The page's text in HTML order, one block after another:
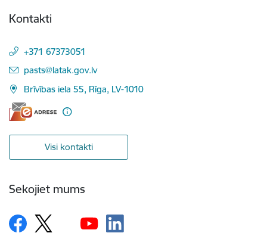
Kontakti
+371 67373051
E-pasts:
pasts@latak.gov.lv
Brīvības iela 55, Rīga, LV-1010
Visi kontakti
Sekojiet mums